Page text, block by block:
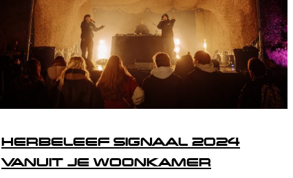
HERBELEEF SIGNAAL 2024
VANUIT JE WOONKAMER